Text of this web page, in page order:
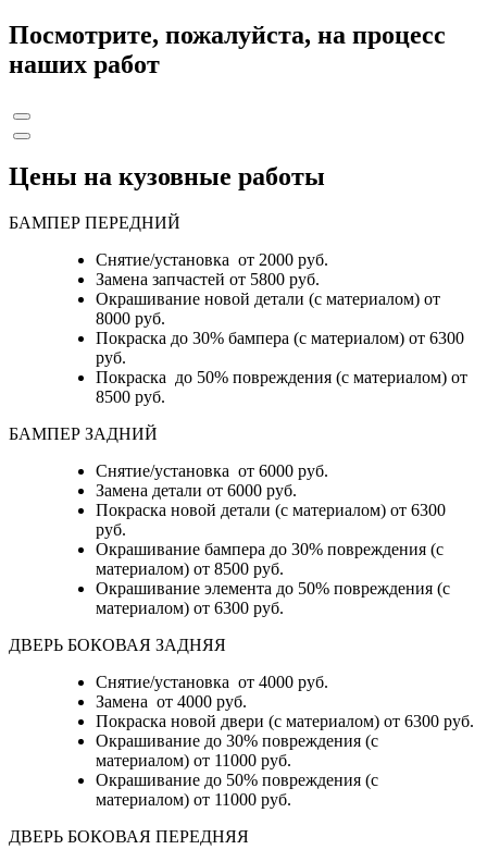
Посмотрите, пожалуйста, на процесс
наших работ
Цены на кузовные работы
БАМПЕР ПЕРЕДНИЙ
Снятие/установка от 2000 руб.
Замена запчастей от 5800 руб.
Окрашивание новой детали (с материалом) от
8000 руб.
Покраска до 30% бампера (с материалом) от 6300
руб.
Покраска до 50% повреждения (с материалом) от
8500 руб.
БАМПЕР ЗАДНИЙ
Снятие/установка от 6000 руб.
Замена детали от 6000 руб.
Покраска новой детали (с материалом) от 6300
руб.
Окрашивание бампера до 30% повреждения (с
материалом) от 8500 руб.
Окрашивание элемента до 50% повреждения (с
материалом) от 6300 руб.
ДВЕРЬ БОКОВАЯ ЗАДНЯЯ
Снятие/установка от 4000 руб.
Замена от 4000 руб.
Покраска новой двери (с материалом) от 6300 руб.
Окрашивание до 30% повреждения (с
материалом) от 11000 руб.
Окрашивание до 50% повреждения (с
материалом) от 11000 руб.
ДВЕРЬ БОКОВАЯ ПЕРЕДНЯЯ